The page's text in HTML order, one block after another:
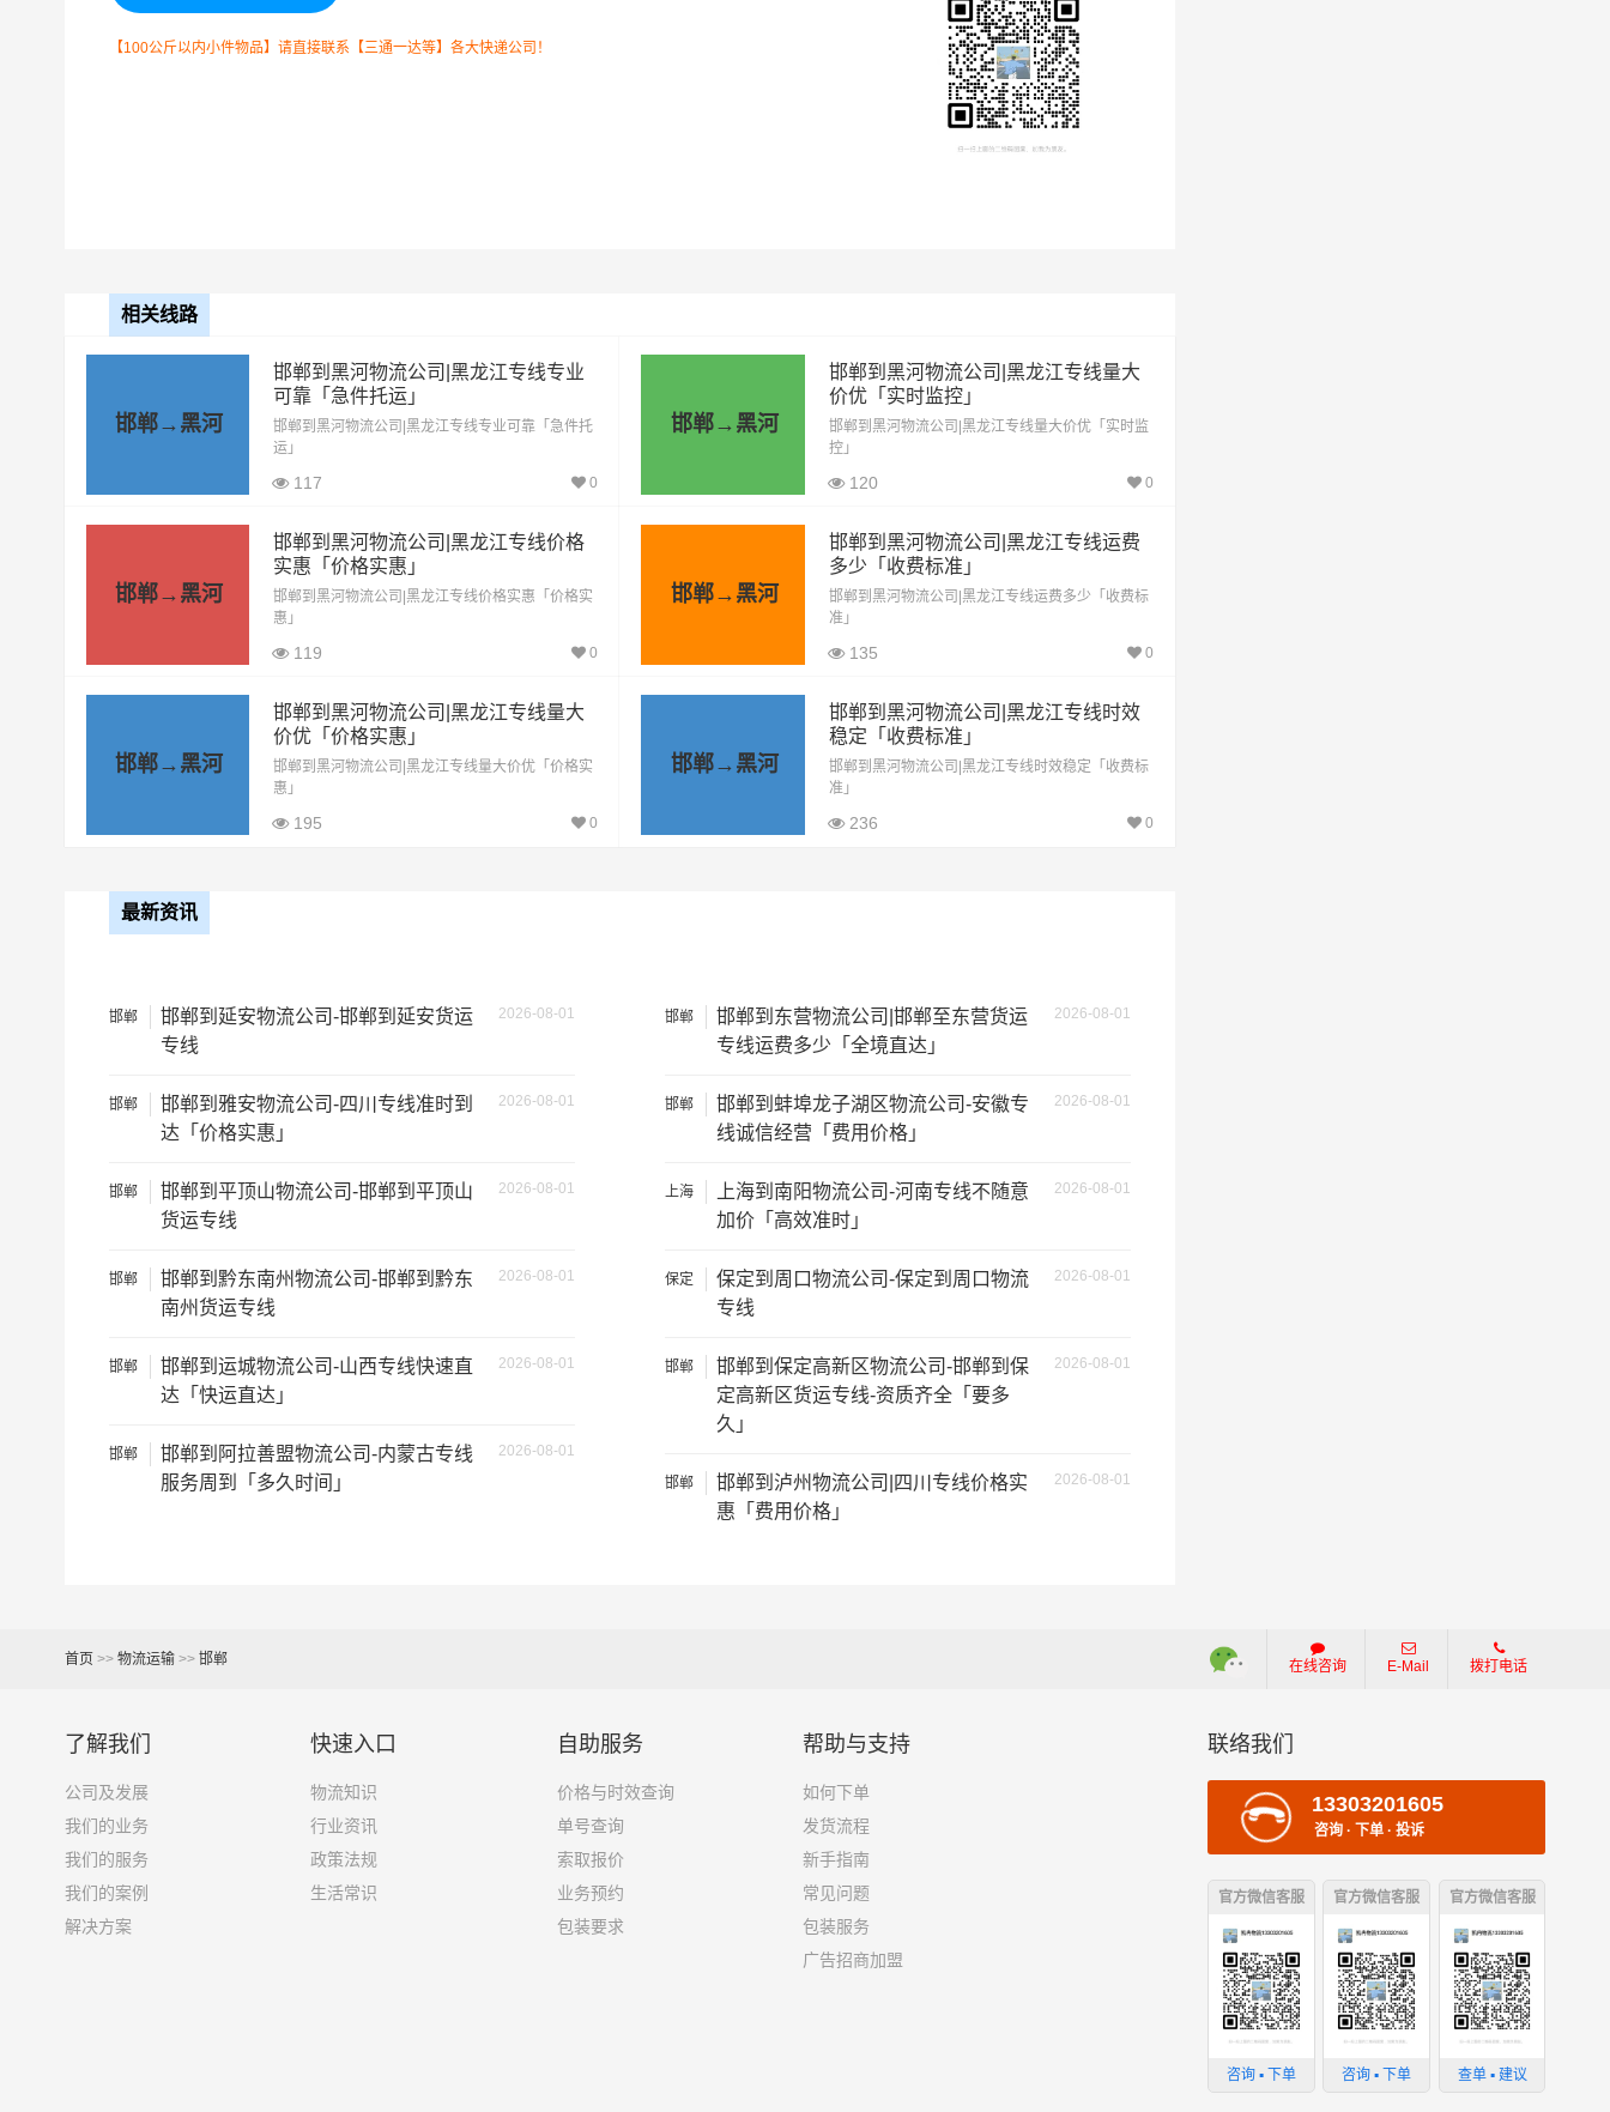
4.2米高栏
6.8米高栏
9.6米高栏
17.5米平板 10.5元 18711元
整车运输价格计算方式通常是按单价×公里，以上报价为市场透明价，仅供参考，不作为
车型 装载重量
3.2米货车 9.6立方 1.2吨 3.2×1.5×2
3.8米货车 2吨 3.8×1.7×2.2
4.2米货车 22立方
8吨
其他货主物流经验分享
已发过邯郸到黑河物流专线的货主告诉大家如果你选择了一家不靠谱的物流公司，可能会面临以下风险和损失：
【100公斤以内小件物品】请直接联系【三通一达等】各大快递公司！
相关线路
邯郸→黑河
邯郸到黑河物流公司|黑龙江专线专业
可靠「急件托运」
邯郸到黑河物流公司|黑龙江专线专业可靠「急件托
运」
117 0
邯郸→黑河
邯郸到黑河物流公司|黑龙江专线量大
价优「实时监控」
邯郸到黑河物流公司|黑龙江专线量大价优「实时监
控」
120 0
邯郸→黑河
邯郸到黑河物流公司|黑龙江专线价格
实惠「价格实惠」
邯郸到黑河物流公司|黑龙江专线价格实惠「价格实
惠」
119 0
邯郸→黑河
邯郸到黑河物流公司|黑龙江专线运费
多少「收费标准」
邯郸到黑河物流公司|黑龙江专线运费多少「收费标
准」
135 0
邯郸→黑河
邯郸到黑河物流公司|黑龙江专线量大
价优「价格实惠」
邯郸到黑河物流公司|黑龙江专线量大价优「价格实
惠」
195 0
邯郸→黑河
邯郸到黑河物流公司|黑龙江专线时效
稳定「收费标准」
邯郸到黑河物流公司|黑龙江专线时效稳定「收费标
准」
236 0
最新资讯
邯郸 2026-08-01
邯郸到延安物流公司-邯郸到延安货运
专线
邯郸 2026-08-01
邯郸到雅安物流公司-四川专线准时到
达「价格实惠」
邯郸 2026-08-01
邯郸到平顶山物流公司-邯郸到平顶山
货运专线
邯郸 2026-08-01
邯郸到黔东南州物流公司-邯郸到黔东
南州货运专线
邯郸 2026-08-01
邯郸到运城物流公司-山西专线快速直
达「快运直达」
邯郸 2026-08-01
邯郸到阿拉善盟物流公司-内蒙古专线
服务周到「多久时间」
邯郸 2026-08-01
邯郸到东营物流公司|邯郸至东营货运
专线运费多少「全境直达」
邯郸 2026-08-01
邯郸到蚌埠龙子湖区物流公司-安徽专
线诚信经营「费用价格」
上海 2026-08-01
上海到南阳物流公司-河南专线不随意
加价「高效准时」
保定 2026-08-01
保定到周口物流公司-保定到周口物流
专线
邯郸 2026-08-01
邯郸到保定高新区物流公司-邯郸到保
定高新区货运专线-资质齐全「要多
久」
邯郸 2026-08-01
邯郸到泸州物流公司|四川专线价格实
惠「费用价格」
首页 >> 物流运输>> 邯郸 在线咨询 E-Mail 拨打电话
了解我们
公司及发展
我们的业务
我们的服务
我们的案例
解决方案
快速入口
物流知识
行业资讯
政策法规
生活常识
自助服务
价格与时效查询
单号查询
索取报价
业务预约
包装要求
帮助与支持
如何下单
发货流程
新手指南
常见问题
包装服务
广告招商加盟
联络我们
13303201605
咨询 · 下单 · 投诉
官方微信客服
咨询 ▪ 下单
官方微信客服
咨询 ▪ 下单
官方微信客服
查单 ▪ 建议